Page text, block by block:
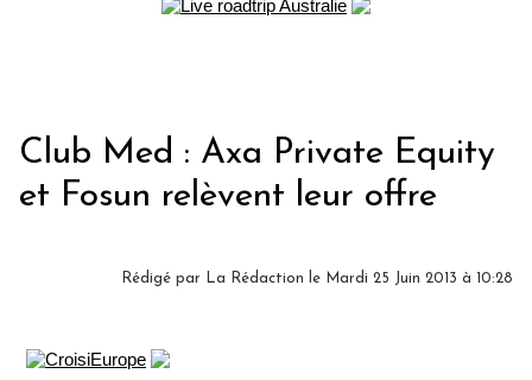
Club Med : Axa Private Equity
et Fosun relèvent leur offre
Rédigé par La Rédaction le Mardi 25 Juin 2013 à 10:28